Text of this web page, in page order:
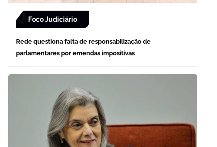
Foco Judiciário
Rede questiona falta de responsabilização de
parlamentares por emendas impositivas